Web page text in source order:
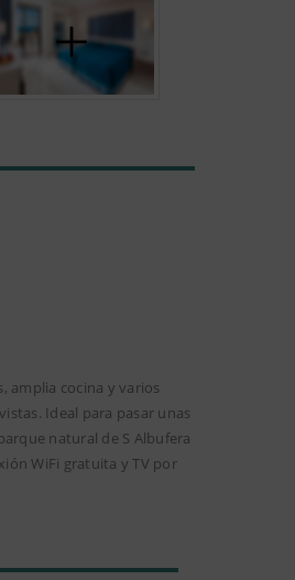
amplia cocina y varios
Ideal para pasar unas
natural de S Albufera
WiFi gratuita y TV por